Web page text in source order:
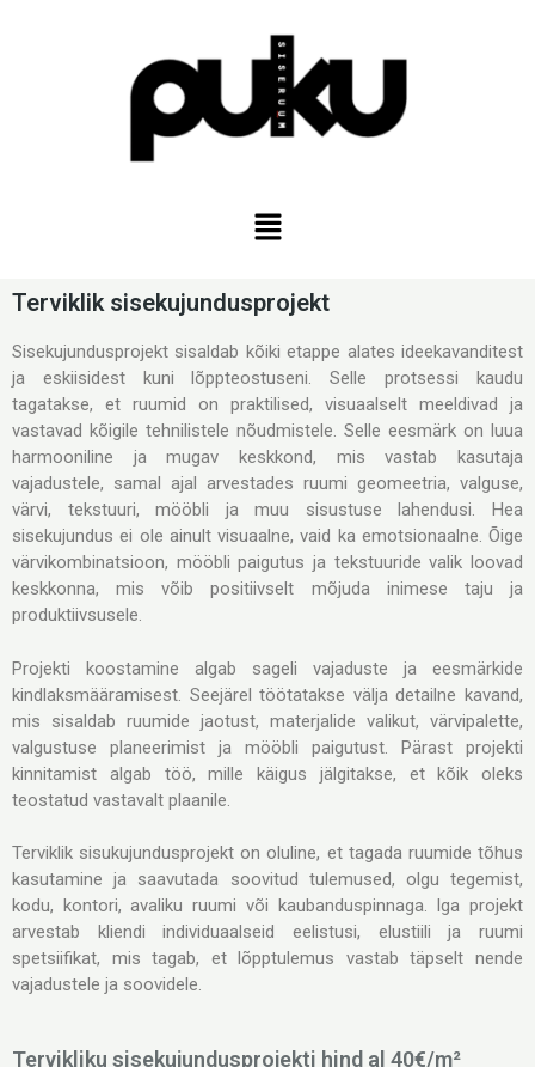
Terviklik sisekujundusprojekt
Sisekujundusprojekt sisaldab kõiki etappe alates ideekavanditest
ja eskiisidest kuni lõppteostuseni. Selle protsessi kaudu
tagatakse, et ruumid on praktilised, visuaalselt meeldivad ja
vastavad kõigile tehnilistele nõudmistele. Selle eesmärk on luua
harmooniline ja mugav keskkond, mis vastab kasutaja
vajadustele, samal ajal arvestades ruumi geomeetria, valguse,
värvi, tekstuuri, mööbli ja muu sisustuse lahendusi. Hea
sisekujundus ei ole ainult visuaalne, vaid ka emotsionaalne. Õige
värvikombinatsioon, mööbli paigutus ja tekstuuride valik loovad
keskkonna, mis võib positiivselt mõjuda inimese taju ja
produktiivsusele.
Projekti koostamine algab sageli vajaduste ja eesmärkide
kindlaksmääramisest. Seejärel töötatakse välja detailne kavand,
mis sisaldab ruumide jaotust, materjalide valikut, värvipalette,
valgustuse planeerimist ja mööbli paigutust. Pärast projekti
kinnitamist algab töö, mille käigus jälgitakse, et kõik oleks
teostatud vastavalt plaanile.
Terviklik sisukujundusprojekt on oluline, et tagada ruumide tõhus
kasutamine ja saavutada soovitud tulemused, olgu tegemist,
kodu, kontori, avaliku ruumi või kaubanduspinnaga. Iga projekt
arvestab kliendi individuaalseid eelistusi, elustiili ja ruumi
spetsiifikat, mis tagab, et lõpptulemus vastab täpselt nende
vajadustele ja soovidele.
Tervikliku sisekujundusprojekti hind al 40€/m²